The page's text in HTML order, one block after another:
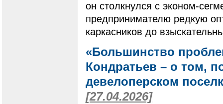
он столкнулся с эконом-
предпринимателю редкую
каркасников до
«Большинство
Кондратьев – о том,
девелоперском
[27.04.2026]